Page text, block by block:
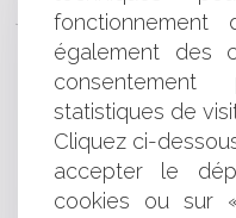
jurisprudence figée,
Quels
international ?
De nouveaux
DGCCRF pour lutter
Procédure de
créanciers peuvent être
Crise sanitaire et
également des
statistiques de
Cliquez ci-
accepter le
cookies ou sur